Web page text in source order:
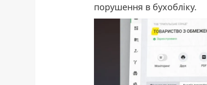
порушення в бухобліку.